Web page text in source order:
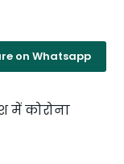
on Whatsapp
में कोरोना